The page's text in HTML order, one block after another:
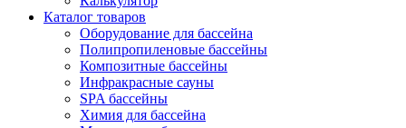
Каталог товаров
Оборудование для бассейна
Полипропиленовые бассейны
Композитные бассейны
Инфракрасные сауны
SPA бассейны
Химия для бассейна